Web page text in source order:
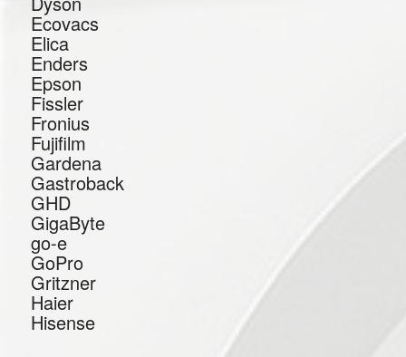
Ecovacs
Elica
Enders
Epson
Fissler
Fronius
Fujifilm
Gardena
Gastroback
GHD
GigaByte
go-e
GoPro
Gritzner
Haier
Hisense